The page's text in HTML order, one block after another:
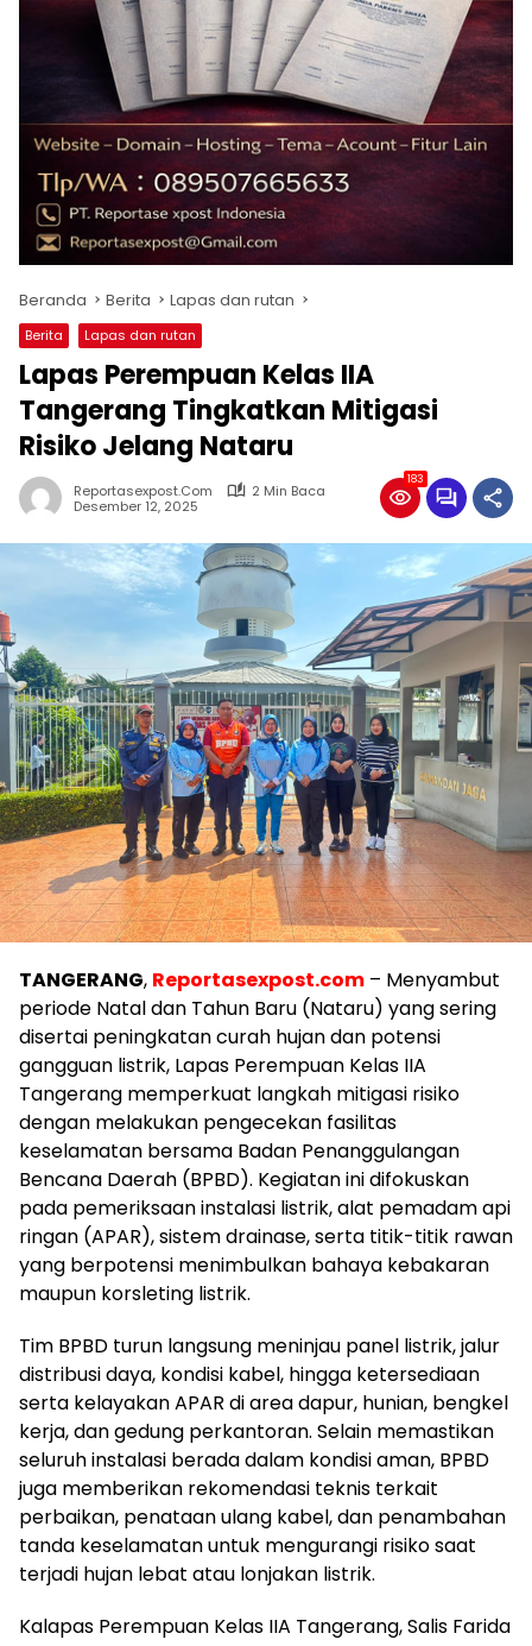
Beranda Berita Lapas dan rutan
Berita Lapas dan rutan
Lapas Perempuan Kelas IIA
Tangerang Tingkatkan Mitigasi
Risiko Jelang Nataru
Reportasexpost.com
2 Min Baca
Desember 12, 2025
183
TANGERANG, Reportasexpost.com – Menyambut
periode Natal dan Tahun Baru (Nataru) yang sering
disertai peningkatan curah hujan dan potensi
gangguan listrik, Lapas Perempuan Kelas IIA
Tangerang memperkuat langkah mitigasi risiko
dengan melakukan pengecekan fasilitas
keselamatan bersama Badan Penanggulangan
Bencana Daerah (BPBD). Kegiatan ini difokuskan
pada pemeriksaan instalasi listrik, alat pemadam api
ringan (APAR), sistem drainase, serta titik-titik rawan
yang berpotensi menimbulkan bahaya kebakaran
maupun korsleting listrik.
Tim BPBD turun langsung meninjau panel listrik, jalur
distribusi daya, kondisi kabel, hingga ketersediaan
serta kelayakan APAR di area dapur, hunian, bengkel
kerja, dan gedung perkantoran. Selain memastikan
seluruh instalasi berada dalam kondisi aman, BPBD
juga memberikan rekomendasi teknis terkait
perbaikan, penataan ulang kabel, dan penambahan
tanda keselamatan untuk mengurangi risiko saat
terjadi hujan lebat atau lonjakan listrik.
Kalapas Perempuan Kelas IIA Tangerang, Salis Farida